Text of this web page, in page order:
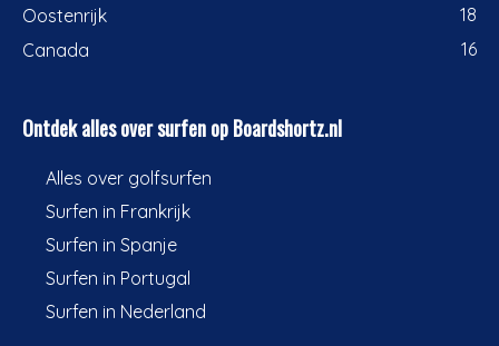
Oostenrijk
18
Canada
16
Ontdek alles over surfen op Boardshortz.nl
Alles over golfsurfen
Surfen in Frankrijk
Surfen in Spanje
Surfen in Portugal
Surfen in Nederland